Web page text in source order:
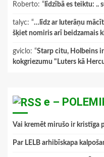
Roberto: “ līdzībā es teiktu: ..
talyc: “…līdz ar luterāņu
šķiet nomiris arī beidzamais
gviclo: “Starp citu, Holbeins
kokgriezumu "Luters kā
e –
Vai kremēt mirušo ir kristīga
Par LELB arhibīskapa